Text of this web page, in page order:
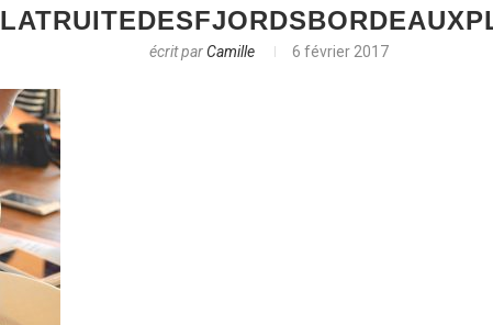
écrit parCamille 6 février 2017